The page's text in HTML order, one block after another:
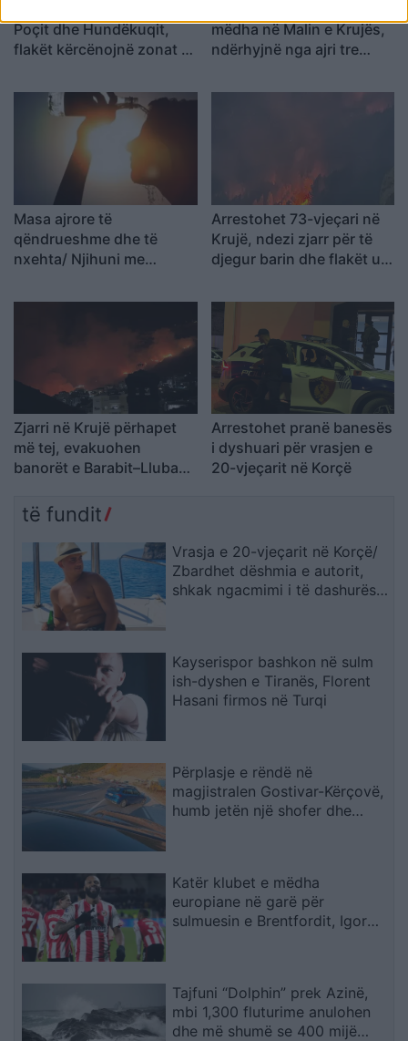
Poçit dhe Hundëkuqit,
flakët kërcënojnë zonat e
mëdha në Malin e Krujës,
ndërhyjnë nga ajri tre
Bayraktar
Masa ajrore të
qëndrueshme dhe të
nxehta/ Njihuni me
Gusht 2026, ja qytetet ku
Arrestohet 73-vjeçari në
Krujë, ndezi zjarr për të
djegur barin dhe flakët u
Zjarri në Krujë përhapet
më tej, evakuohen
banorët e Barabit–Lluban,
armatimesh
Arrestohet pranë banesës
i dyshuari për vrasjen e
20-vjeçarit në Korçë
të fundit
Vrasja e 20-vjeçarit në Korçë/
Zbardhet dëshmia e autorit,
shkak ngacmimi i të dashurës
Kayserispor bashkon në sulm
ish-dyshen e Tiranës, Florent
Hasani firmos në Turqi
Përplasje e rëndë në
magjistralen Gostivar-Kërçovë,
humb jetën një shofer dhe
Katër klubet e mëdha
europiane në garë për
sulmuesin e Brentfordit, Igor
Tajfuni “Dolphin” prek Azinë,
mbi 1,300 fluturime anulohen
dhe më shumë se 400 mijë